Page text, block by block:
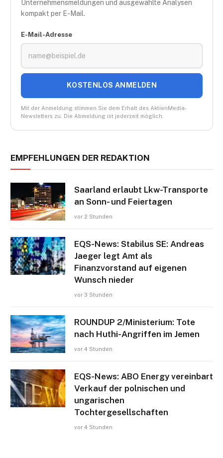
Unternehmensmeldungen und ausgewählte Analysen
kompakt per E-Mail.
E-Mail-Adresse
KOSTENLOS ANMELDEN
Mit der Anmeldung stimmen Sie dem Erhalt des AktienMedia-
Newsletters zu. Die Abmeldung ist jederzeit möglich.
EMPFEHLUNGEN DER REDAKTION
Saarland erlaubt Lkw-Transporte
an Sonn- und Feiertagen
vor 2 Stunden
EQS-News: Stabilus SE: Andreas
Jaeger legt Amt als
Finanzvorstand auf eigenen
Wunsch nieder
vor 3 Stunden
ROUNDUP 2/Ministerium: Tote
nach Huthi-Angriffen im Jemen
vor 4 Stunden
EQS-News: ABO Energy vereinbart
Verkauf der polnischen und
ungarischen
Tochtergesellschaften
vor 4 Stunden